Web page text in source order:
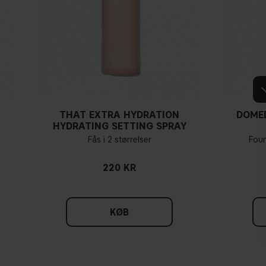
THAT EXTRA HYDRATION
HYDRATING SETTING SPRAY
Fås i 2 størrelser
220 KR
KØB